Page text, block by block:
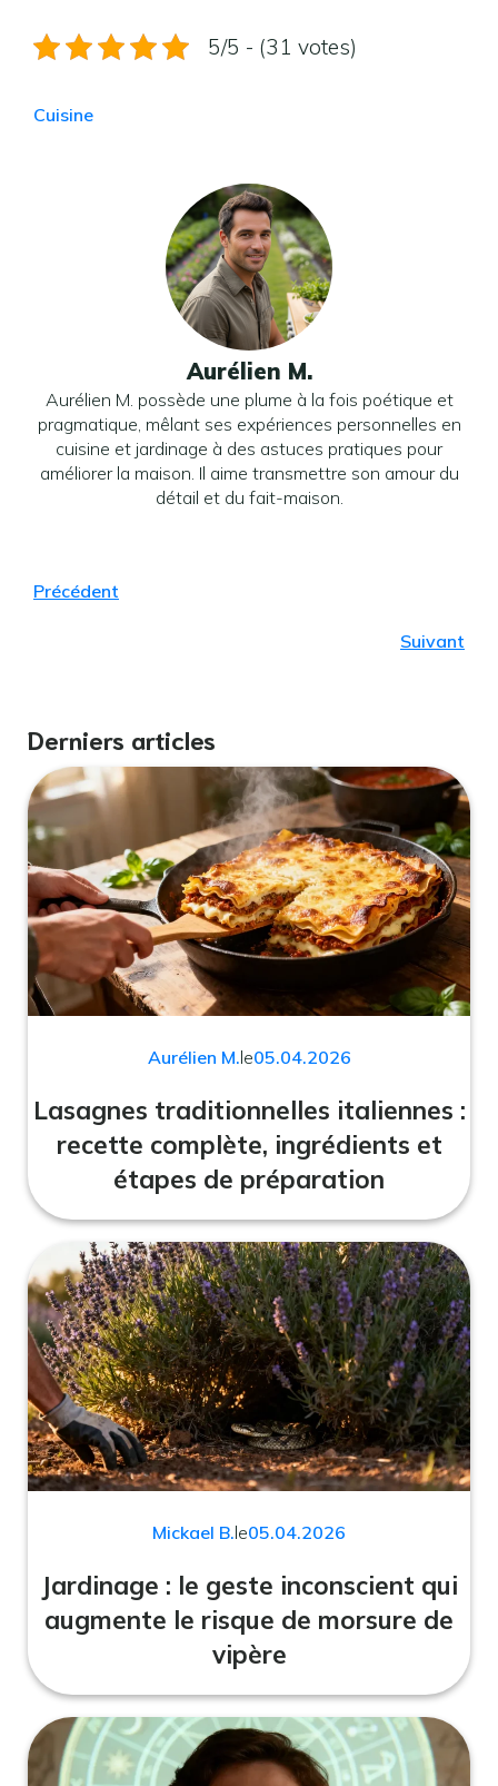
5/5 - (31 votes)
Cuisine
Aurélien M.
Aurélien M. possède une plume à la fois poétique et
pragmatique, mêlant ses expériences personnelles en
cuisine et jardinage à des astuces pratiques pour
améliorer la maison. Il aime transmettre son amour du
détail et du fait-maison.
Précédent
Suivant
Derniers articles
Aurélien M.le05.04.2026
Lasagnes traditionnelles italiennes :
recette complète, ingrédients et
étapes de préparation
Mickael B.le05.04.2026
Jardinage : le geste inconscient qui
augmente le risque de morsure de
vipère